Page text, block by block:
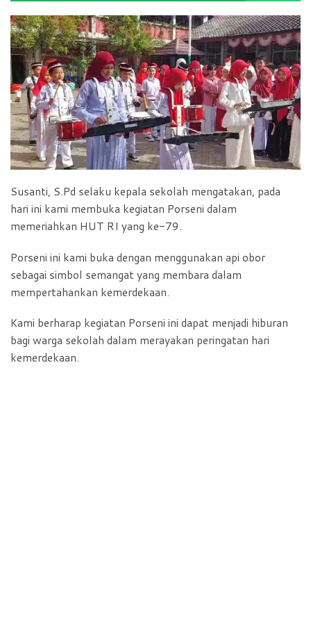
Susanti, S.Pd selaku kepala sekolah mengatakan, pada
hari ini kami membuka kegiatan Porseni dalam
memeriahkan HUT RI yang ke-79.
Porseni ini kami buka dengan menggunakan api obor
sebagai simbol semangat yang membara dalam
mempertahankan kemerdekaan.
Kami berharap kegiatan Porseni ini dapat menjadi hiburan
bagi warga sekolah dalam merayakan peringatan hari
kemerdekaan.